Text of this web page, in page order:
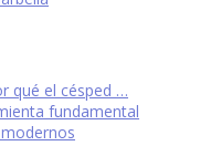
qué el césped …